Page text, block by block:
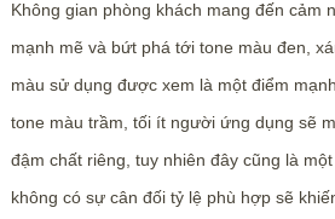
Không gian phòng khách mang đến cảm
mạnh mẽ và bứt phá tới tone màu đen,
màu sử dụng được xem là một điểm
tone màu trầm, tối ít người ứng dụng sẽ
đậm chất riêng, tuy nhiên đây cũng là
không có sự cân đối tỷ lệ phù hợp sẽ